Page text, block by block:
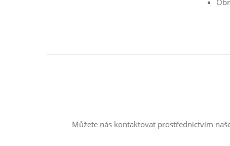
Můžete nás kontaktovat prostřednictvím